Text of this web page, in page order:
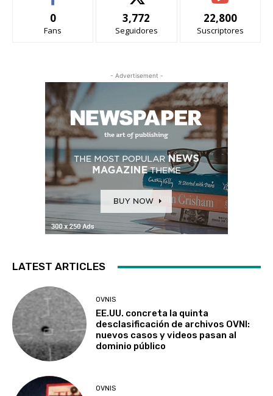
0
Fans
3,772
Seguidores
22,800
Suscriptores
- Advertisement -
LATEST ARTICLES
OVNIS
EE.UU. concreta la quinta
desclasificación de archivos OVNI:
nuevos casos y videos pasan al
dominio público
OVNIS